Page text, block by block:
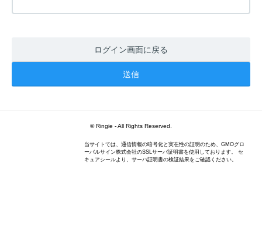
ログイン画面に戻る
© Ringie - All Rights Reserved.
当サイトでは、通信情報の暗号化と実在性の証明のため、GMOグロ
ーバルサイン株式会社のSSLサーバ証明書を使用しております。 セ
キュアシールより、サーバ証明書の検証結果をご確認ください。